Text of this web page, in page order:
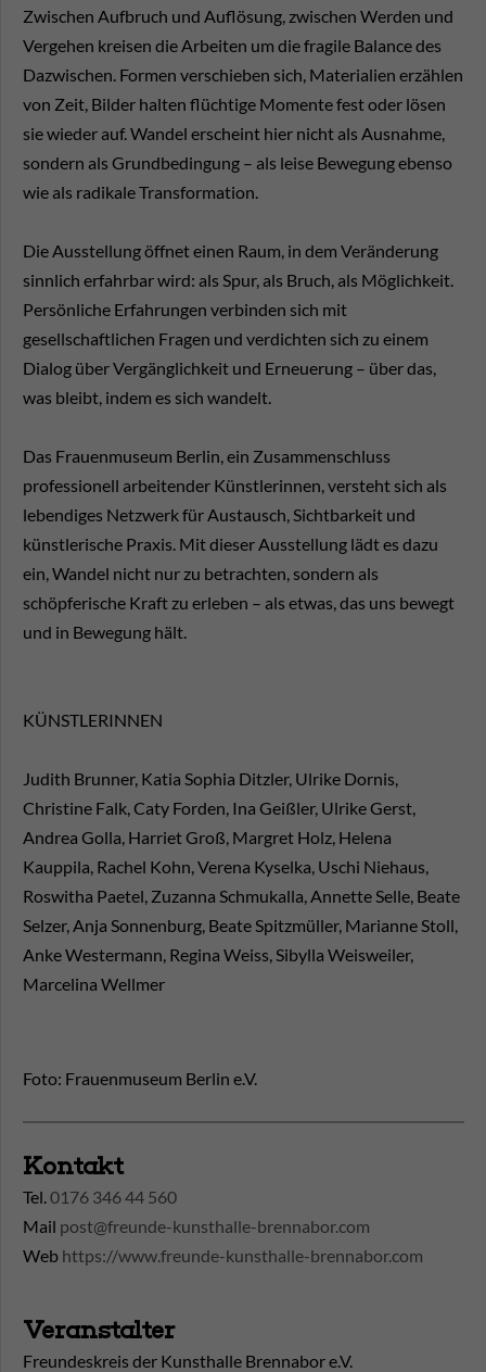
Zwischen Aufbruch und Auflösung, zwischen Werden und
Vergehen kreisen die Arbeiten um die fragile Balance des
Dazwischen. Formen verschieben sich, Materialien erzählen
von Zeit, Bilder halten flüchtige Momente fest oder lösen
sie wieder auf. Wandel erscheint hier nicht als Ausnahme,
sondern als Grundbedingung – als leise Bewegung ebenso
wie als radikale Transformation.
Die Ausstellung öffnet einen Raum, in dem Veränderung
sinnlich erfahrbar wird: als Spur, als Bruch, als Möglichkeit.
Persönliche Erfahrungen verbinden sich mit
gesellschaftlichen Fragen und verdichten sich zu einem
Dialog über Vergänglichkeit und Erneuerung – über das,
was bleibt, indem es sich wandelt.
Das Frauenmuseum Berlin, ein Zusammenschluss
professionell arbeitender Künstlerinnen, versteht sich als
lebendiges Netzwerk für Austausch, Sichtbarkeit und
künstlerische Praxis. Mit dieser Ausstellung lädt es dazu
ein, Wandel nicht nur zu betrachten, sondern als
schöpferische Kraft zu erleben – als etwas, das uns bewegt
und in Bewegung hält.
KÜNSTLERINNEN
Judith Brunner, Katia Sophia Ditzler, Ulrike Dornis,
Christine Falk, Caty Forden, Ina Geißler, Ulrike Gerst,
Andrea Golla, Harriet Groß, Margret Holz, Helena
Kauppila, Rachel Kohn, Verena Kyselka, Uschi Niehaus,
Roswitha Paetel, Zuzanna Schmukalla, Annette Selle, Beate
Selzer, Anja Sonnenburg, Beate Spitzmüller, Marianne Stoll,
Anke Westermann, Regina Weiss, Sibylla Weisweiler,
Marcelina Wellmer
Foto: Frauenmuseum Berlin e.V.
Kontakt
Tel.0176 346 44 560
Mail post@freunde-kunsthalle-brennabor.com
Web https://www.freunde-kunsthalle-brennabor.com
Veranstalter
Freundeskreis der Kunsthalle Brennabor e.V.